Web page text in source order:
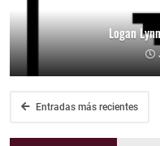
Logan
Entradas más recientes